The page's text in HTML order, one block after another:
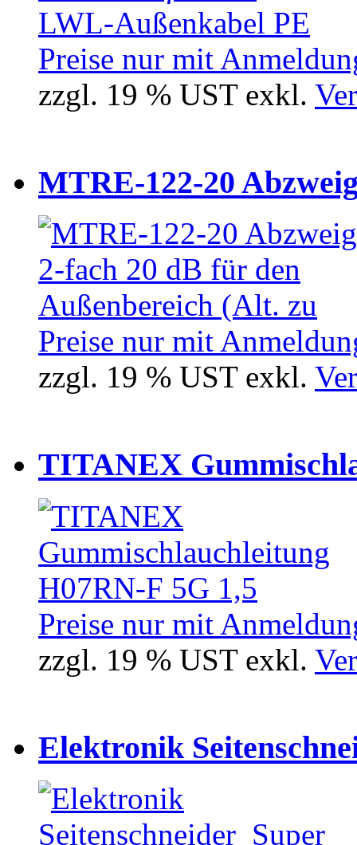
Preise nur mit
zzgl. 19 % UST exkl.
MTRE-122-20
Preise nur mit
zzgl. 19 % UST exkl.
TITANEX
Preise nur mit
zzgl. 19 % UST exkl.
Elektronik